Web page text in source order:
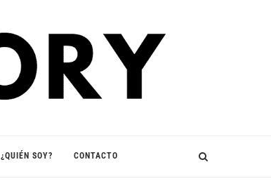
¿QUIÉN SOY? CONTACTO